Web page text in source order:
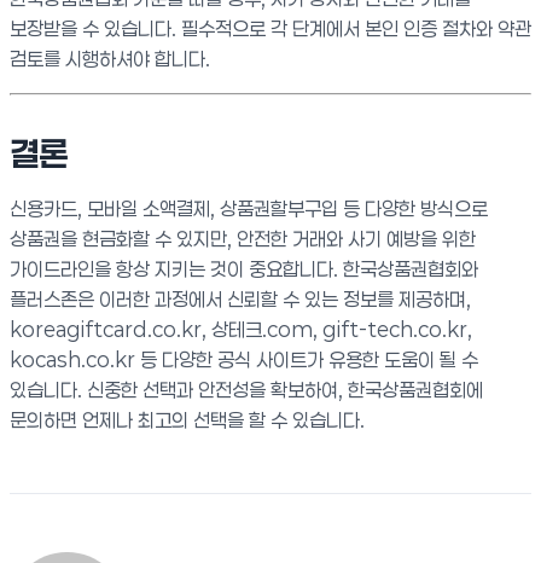
보장받을 수 있습니다. 필수적으로 각 단계에서 본인 인증 절차와 약관
검토를 시행하셔야 합니다.
결론
신용카드, 모바일 소액결제, 상품권할부구입 등 다양한 방식으로
상품권을 현금화할 수 있지만, 안전한 거래와 사기 예방을 위한
가이드라인을 항상 지키는 것이 중요합니다. 한국상품권협회와
플러스존은 이러한 과정에서 신뢰할 수 있는 정보를 제공하며,
koreagiftcard.co.kr, 상테크.com, gift-tech.co.kr,
kocash.co.kr 등 다양한 공식 사이트가 유용한 도움이 될 수
있습니다. 신중한 선택과 안전성을 확보하여, 한국상품권협회에
문의하면 언제나 최고의 선택을 할 수 있습니다.